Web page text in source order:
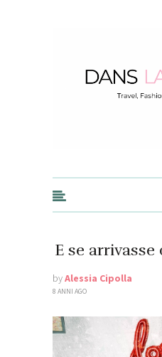
E se
byAlessia Cipolla
8 ANNI AGO